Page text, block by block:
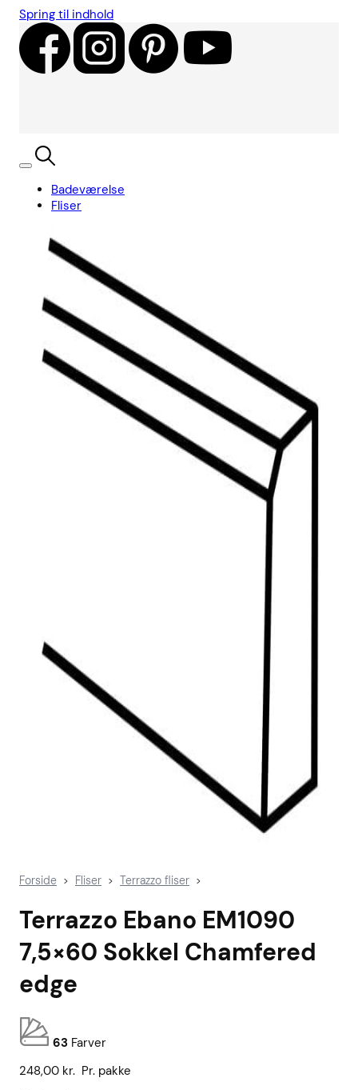
Spring til indhold
Badeværelse
Fliser
Kundecases
Showroom Søg KurvBook
indretningskonsulent
Forside > Fliser > Terrazzo fliser >
Terrazzo Ebano EM1090
7,5×60 Sokkel Chamfered
edge
63 Farver
248,00 kr. Pr. pakke